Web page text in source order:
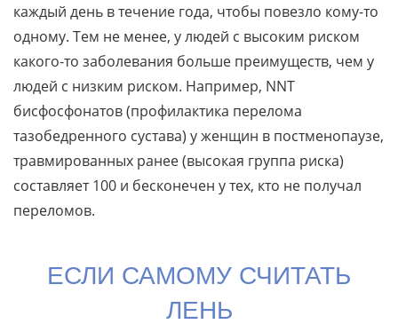
каждый день в течение года, чтобы повезло кому-то
одному. Тем не менее, у людей с высоким риском
какого-то заболевания больше преимуществ, чем у
людей с низким риском. Например, NNT
бисфосфонатов (профилактика перелома
тазобедренного сустава) у женщин в постменопаузе,
травмированных ранее (высокая группа риска)
составляет 100 и бесконечен у тех, кто не получал
переломов.
ЕСЛИ САМОМУ СЧИТАТЬ
ЛЕНЬ